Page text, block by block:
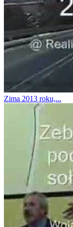
Zima 2013 roku,...